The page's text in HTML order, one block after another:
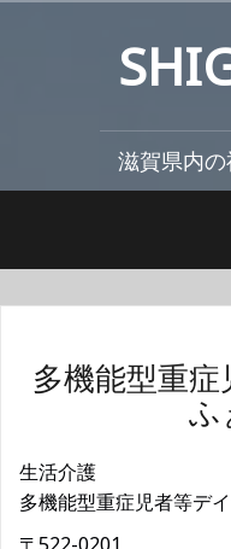
ス
滋賀県内
多機能型重
ふ
生活介護
多機能型重症児者等デ